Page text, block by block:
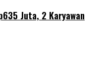
Juta, 2 Karyawan